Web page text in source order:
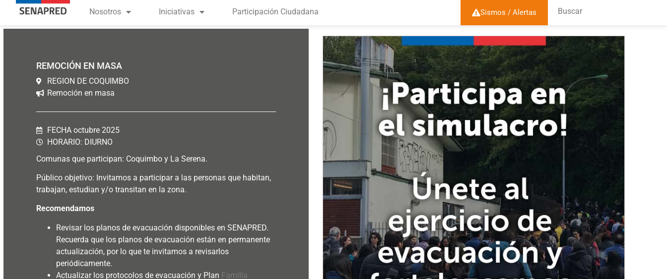
contenido
Nosotros Iniciativas Participación Ciudadana Sismos / Alertas Buscar
REMOCIÓN EN MASA
REGION DE COQUIMBO
Remoción en masa
FECHA octubre 2025
HORARIO: DIURNO
Comunas que participan: Coquimbo y La Serena.
Público objetivo: Invitamos a participar a las personas que habitan,
trabajan, estudian y/o transitan en la zona.
Recomendamos
Revisar los planos de evacuación disponibles en SENAPRED.
Recuerda que los planos de evacuación están en permanente
actualización, por lo que te invitamos a revisarlos
periódicamente.
Actualizar los protocolos de evacuación y Plan Familia